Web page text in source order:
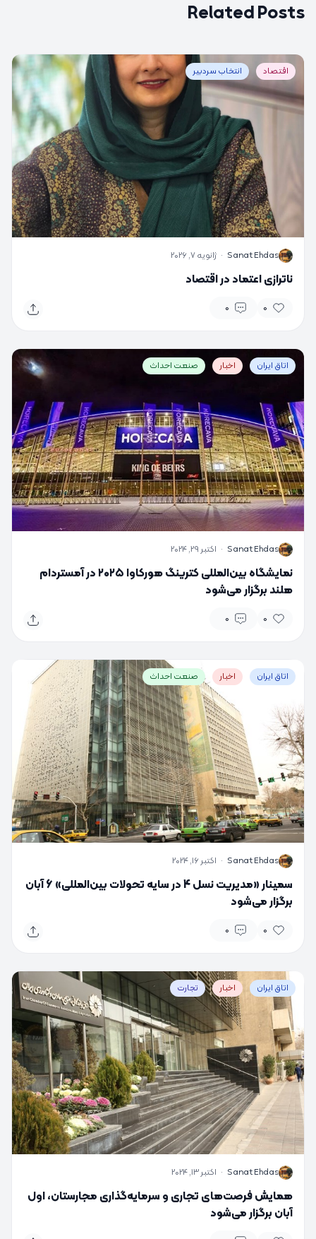
Related Posts
اقتصاد انتخاب سردبیر
S
Sanat Ehdas
· ژانویه 7, 2026
ناترازی اعتماد در اقتصاد
0
0
اتاق ایران اخبار صنعت احداث
S
Sanat Ehdas
· اکتبر 29, 2024
نمایشگاه بین‌المللی کترینگ هورکاوا ۲۰۲۵ در آمستردام
هلند برگزار می‌شود
0
0
اتاق ایران اخبار صنعت احداث
S
Sanat Ehdas
· اکتبر 16, 2024
سمینار «مدیریت نسل 4 در سایه تحولات بین‌المللی» 6 آبان
برگزار می‌شود
0
0
اتاق ایران اخبار تجارت
S
Sanat Ehdas
· اکتبر 13, 2024
همایش فرصت‌های تجاری و سرمایه‌گذاری مجارستان، اول
آبان برگزار می‌شود